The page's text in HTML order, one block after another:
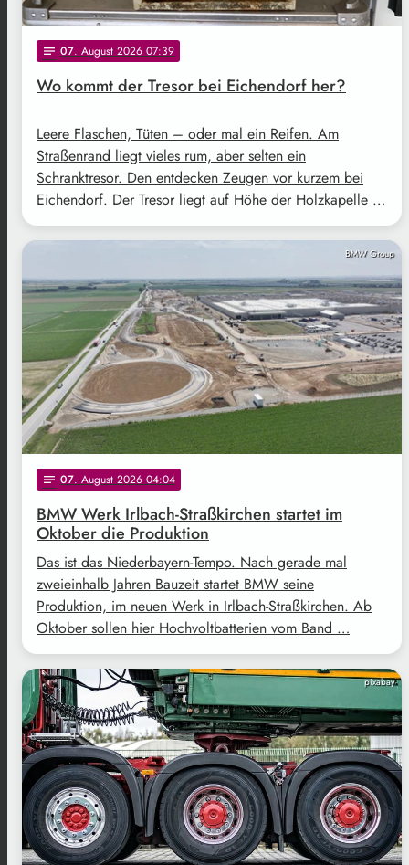
notes 07. August 2026 07:39
Wo kommt der Tresor bei Eichendorf her?
Leere Flaschen, Tüten – oder mal ein Reifen. Am
Straßenrand liegt vieles rum, aber selten ein
Schranktresor. Den entdecken Zeugen vor kurzem bei
Eichendorf. Der Tresor liegt auf Höhe der Holzkapelle …
BMW Group
notes 07. August 2026 04:04
BMW Werk Irlbach-Straßkirchen startet im
Oktober die Produktion
Das ist das Niederbayern-Tempo. Nach gerade mal
zweieinhalb Jahren Bauzeit startet BMW seine
Produktion, im neuen Werk in Irlbach-Straßkirchen. Ab
Oktober sollen hier Hochvoltbatterien vom Band …
pixabay